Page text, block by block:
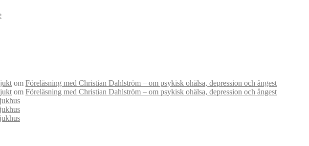
om Föreläsning med Christian Dahlström – om psykisk ohälsa, depression och ångest
om Föreläsning med Christian Dahlström – om psykisk ohälsa, depression och ångest